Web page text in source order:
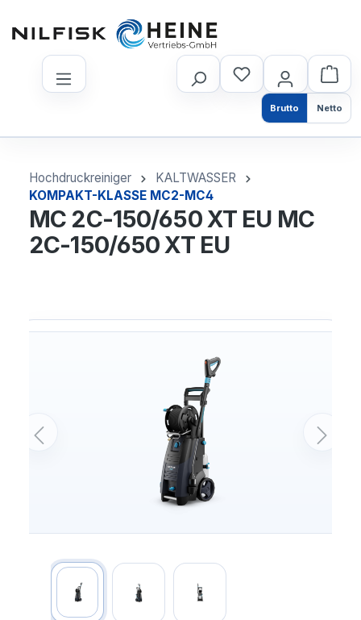
Brutto Netto
Hochdruckreiniger
KALTWASSER
KOMPAKT-KLASSE MC2-MC4
MC 2C-150/650 XT EU MC
2C-150/650 XT EU